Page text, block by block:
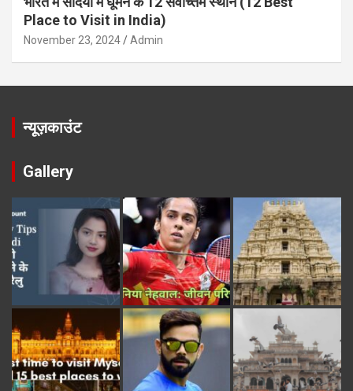
Place to Visit in India)
November 23, 2024 Admin
न्यूज़काउंट
Gallery